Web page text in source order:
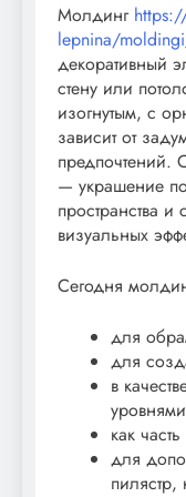
Молдинг
lepnina/
декоративный
стену или
изогнутым, с
зависит от
предпочтений.
— украшение
пространства
визуальных
Сегодня
для
для
в
как
для
пилястр,